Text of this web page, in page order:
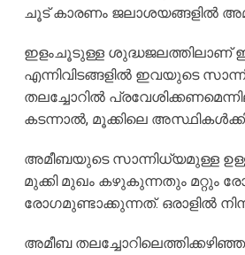
ചൂട് കാരണം ജലാശയങ്ങളിൽ
ഇളംചൂടുള്ള
എന്നിവിടങ്ങളിൽ ഇവയുടെ
തലച്ചോറിൽ
കടന്നാൽ, മൂക്കിലെ
അമീബയുടെ സാന്നിധ്യമുള്ള
മുക്കി മുഖം കഴുകുന്നതും മറ്റും
രോഗമുണ്ടാക്കുന്നത്. ഒരാളിൽ
​അമീബ